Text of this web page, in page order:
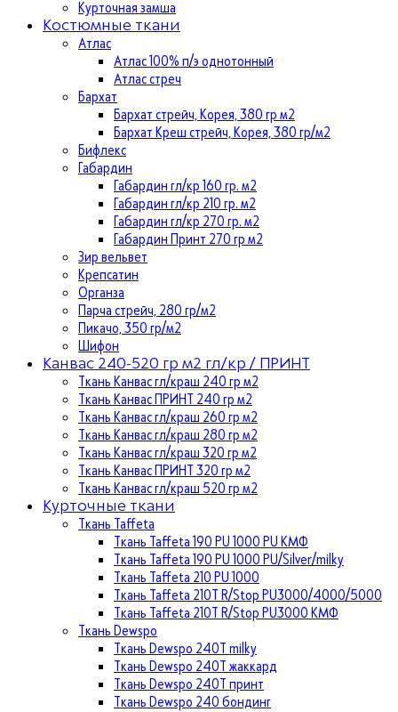
Курточная замша
Костюмные ткани
Атлас
Атлас 100% п/э однотонный
Атлас стреч
Бархат
Бархат стрейч, Корея, 380 гр м2
Бархат Креш стрейч, Корея, 380 гр/м2
Бифлекс
Габардин
Габардин гл/кр 160 гр. м2
Габардин гл/кр 210 гр. м2
Габардин гл/кр 270 гр. м2
Габардин Принт 270 гр м2
Зир вельвет
Крепсатин
Органза
Парча стрейч, 280 гр/м2
Пикачо, 350 гр/м2
Шифон
Канвас 240-520 гр м2 гл/кр / ПРИНТ
Ткань Канвас гл/краш 240 гр м2
Ткань Канвас ПРИНТ 240 гр м2
Ткань Канвас гл/краш 260 гр м2
Ткань Канвас гл/краш 280 гр м2
Ткань Канвас гл/краш 320 гр м2
Ткань Канвас ПРИНТ 320 гр м2
Ткань Канвас гл/краш 520 гр м2
Курточные ткани
Ткань Taffeta
Ткань Taffeta 190 PU 1000 PU КМФ
Ткань Taffeta 190 PU 1000 PU/Silver/milky
Ткань Taffeta 210 PU 1000
Ткань Taffeta 210Т R/Stop PU3000/4000/5000
Ткань Taffeta 210Т R/Stop PU3000 КМФ
Ткань Dewspo
Ткань Dewspo 240Т milky
Ткань Dewspo 240T жаккард
Ткань Dewspo 240Т принт
Ткань Dewspo 240 бондинг